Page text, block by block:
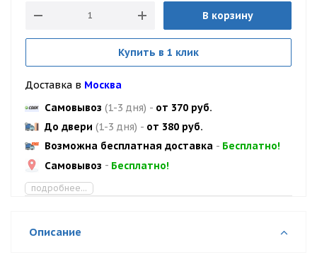
В корзину
Купить в 1 клик
Доставка в Москва
Самовывоз (1-3 дня) - от 370 руб.
До двери (1-3 дня) - от 380 руб.
Возможна бесплатная доставка - Бесплатно!
Самовывоз - Бесплатно!
подробнее...
Описание